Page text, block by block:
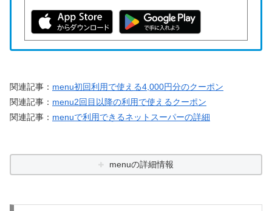
関連記事： menu初回利用で使える4,000円分のクーポン
関連記事： menu2回目以降の利用で使えるクーポン
関連記事： menuで利用できるネットスーパーの詳細
menuの詳細情報